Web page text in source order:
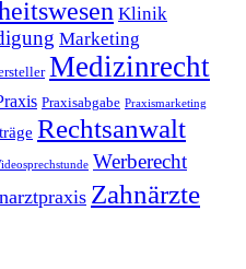
Klinik
Marketing
Medizinrecht
Praxisabgabe Praxismarketing
Rechtsanwalt
Werberecht
Zahnärzte